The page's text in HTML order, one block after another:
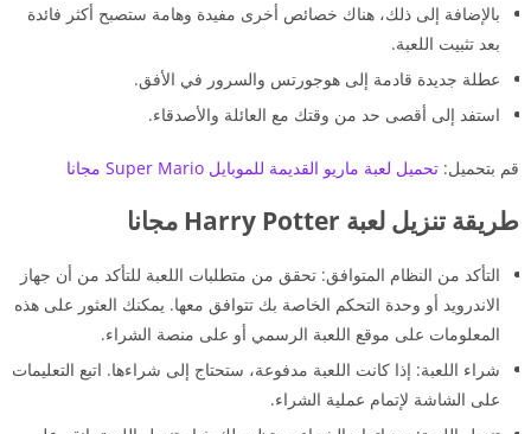
بالإضافة إلى ذلك، هناك خصائص أخرى مفيدة وهامة ستصبح أكثر فائدة
بعد تثبيت اللعبة.
عطلة جديدة قادمة إلى هوجورتس والسرور في الأفق.
استفد إلى أقصى حد من وقتك مع العائلة والأصدقاء.
قم بتحميل: تحميل لعبة ماريو القديمة للموبايل Super Mario مجانا
طريقة تنزيل لعبة Harry Potter مجانا
التأكد من النظام المتوافق: تحقق من متطلبات اللعبة للتأكد من أن جهاز
الاندرويد أو وحدة التحكم الخاصة بك تتوافق معها. يمكنك العثور على هذه
المعلومات على موقع اللعبة الرسمي أو على منصة الشراء.
شراء اللعبة: إذا كانت اللعبة مدفوعة، ستحتاج إلى شراءها. اتبع التعليمات
على الشاشة لإتمام عملية الشراء.